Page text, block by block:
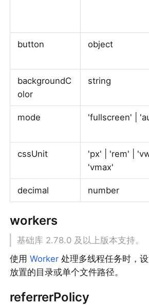
button object
backgroundC
olor
string
mode 'fullscreen' |
cssUnit
'px' | 'rem' |
'vmax'
decimal number
workers
基础库 2.78.0 及以上版本支持。
使用 Worker 处理多线程任务时，
放置的目录或单个文件路径。
referrerPolicy